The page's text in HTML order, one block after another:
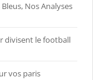
Nos Analyses
divisent le football
vos paris